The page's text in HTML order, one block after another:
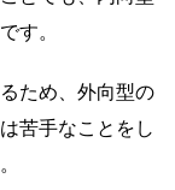
す。
ため、外向型の
苦手なことをし